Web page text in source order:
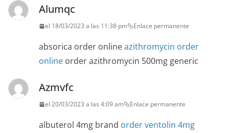
Alumqc
el 18/03/2023 a las 11:38 pm Enlace permanente
absorica order onlineazithromycin order
online order azithromycin 500mg generic
Azmvfc
el 20/03/2023 a las 4:09 am Enlace permanente
albuterol 4mg brand order ventolin 4mg